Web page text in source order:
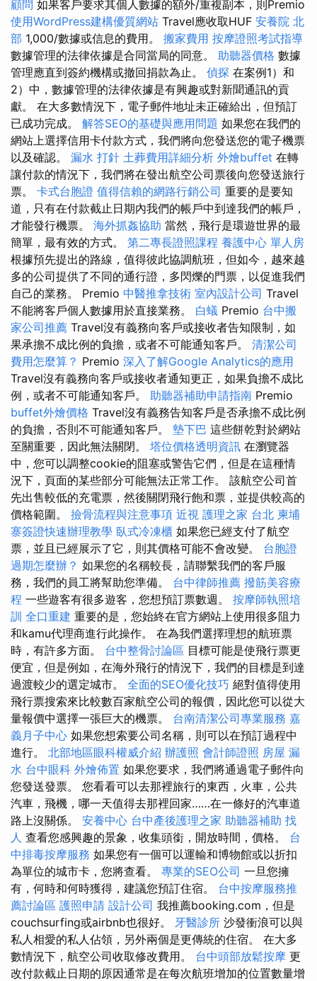
顧問 如果客戶要求其個人數據的額外/重複副本，則Premio
使用WordPress建構優質網站 Travel應收取HUF 安養院 北
部 1,000/數據或信息的費用。 搬家費用 按摩證照考試指導
數據管理的法律依據是合同當局的同意。 助聽器價格 數據
管理應直到簽約機構或撤回捐款為止。 偵探 在案例1）和
2）中，數據管理的法律依據是有興趣或對新聞通訊的貢
獻。 在大多數情況下，電子郵件地址未正確給出，但預訂
已成功完成。 解答SEO的基礎與應用問題 如果您在我們的
網站上選擇信用卡付款方式，我們將向您發送您的電子機票
以及確認。 漏水 打針 土葬費用詳細分析 外燴buffet 在轉
讓付款的情況下，我們將在發出航空公司票後向您發送旅行
票。 卡式台胞證 值得信賴的網路行銷公司 重要的是要知
道，只有在付款截止日期內我們的帳戶中到達我們的帳戶，
才能發行機票。 海外抓姦協助 當然，飛行是環遊世界的最
簡單，最有效的方式。 第二專長證照課程 養護中心 單人房
根據預先提出的路線，值得彼此協調航班，但如今，越來越
多的公司提供了不同的通行證，多閃爍的門票，以促進我們
自己的業務。 Premio 中醫推拿技術 室內設計公司 Travel
不能將客戶個人數據用於直接業務。 白蟻 Premio 台中搬
家公司推薦 Travel沒有義務向客戶或接收者告知限制，如
果承擔不成比例的負擔，或者不可能通知客戶。 清潔公司
費用怎麼算？ Premio 深入了解Google Analytics的應用
Travel沒有義務向客戶或接收者通知更正，如果負擔不成比
例，或者不可能通知客戶。 助聽器補助申請指南 Premio
buffet外燴價格 Travel沒有義務告知客戶是否承擔不成比例
的負擔，否則不可能通知客戶。 墊下巴 這些餅乾對於網站
至關重要，因此無法關閉。 塔位價格透明資訊 在瀏覽器
中，您可以調整cookie的阻塞或警告它們，但是在這種情
況下，頁面的某些部分可能無法正常工作。 該航空公司首
先出售較低的充電票，然後關閉飛行飽和票，並提供較高的
價格範圍。 撿骨流程與注意事項 近視 護理之家 台北 柬埔
寨簽證快速辦理教學 臥式冷凍櫃 如果您已經支付了航空
票，並且已經展示了它，則其價格可能不會改變。 台胞證
過期怎麼辦？ 如果您的名稱較長，請聯繫我們的客戶服
務，我們的員工將幫助您準備。 台中律師推薦 撥筋美容療
程 一些遊客有很多遊客，您想預訂票數週。 按摩師執照培
訓 全口重建 重要的是，您始終在官方網站上使用很多阻力
和kamu代理商進行此操作。 在為我們選擇理想的航班票
時，有許多方面。 台中整骨討論區 目標可能是使飛行票更
便宜，但是例如，在海外飛行的情況下，我們的目標是到達
過渡較少的選定城市。 全面的SEO優化技巧 絕對值得使用
飛行票搜索來比較數百家航空公司的報價，因此您可以從大
量報價中選擇一張巨大的機票。 台南清潔公司專業服務 嘉
義月子中心 如果您想索要公司名稱，則可以在預訂過程中
進行。 北部地區眼科權威介紹 辦護照 會計師證照 房屋 漏
水 台中眼科 外燴佈置 如果您要求，我們將通過電子郵件向
您發送發票。 您看看可以去那裡旅行的東西，火車，公共
汽車，飛機，哪一天值得去那裡回家……在一條好的汽車道
路上沒關係。 安養中心 台中產後護理之家 助聽器補助 找
人 查看您感興趣的景象，收集頭銜，開放時間，價格。 台
中排毒按摩服務 如果您有一個可以運輸和博物館或以折扣
為單位的城市卡，您將查看。 專業的SEO公司 一旦您擁
有，何時和何時獲得，建議您預訂住宿。 台中按摩服務推
薦討論區 護照申請 設計公司 我推薦booking.com，但是
couchsurfing或airbnb也很好。 牙醫診所 沙發衝浪可以與
私人相愛的私人佔領，另外兩個是更傳統的住宿。 在大多
數情況下，航空公司收取修改費用。 台中頭部放鬆按摩 更
改付款截止日期的原因通常是在每次航班增加的位置數量增